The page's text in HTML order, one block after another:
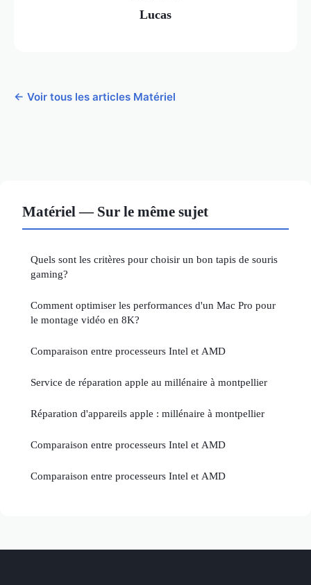
Lucas
← Voir tous les articles Matériel
Matériel — Sur le même sujet
Quels sont les critères pour choisir un bon tapis de souris
gaming?
Comment optimiser les performances d'un Mac Pro pour
le montage vidéo en 8K?
Comparaison entre processeurs Intel et AMD
Service de réparation apple au millénaire à montpellier
Réparation d'appareils apple : millénaire à montpellier
Comparaison entre processeurs Intel et AMD
Comparaison entre processeurs Intel et AMD